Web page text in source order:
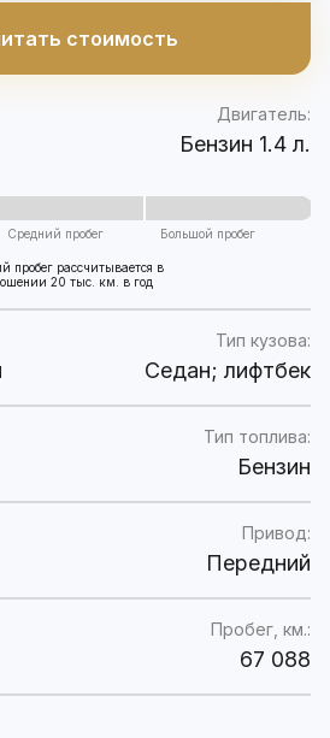
стоимость
Двигатель:
Бензин 1.4 л.
Средний пробег Большой пробег
пробег рассчитывается в
20 тыс. км. в год
Тип кузова:
Седан; лифтбек
Тип топлива:
Бензин
Привод:
Передний
Пробег, км.:
67 088